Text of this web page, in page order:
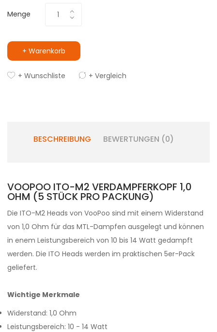
Menge
+ Warenkorb
+ Wunschliste + Vergleich
BESCHREIBUNG BEWERTUNGEN (0)
VOOPOO ITO-M2 VERDAMPFERKOPF 1,0
OHM (5 STÜCK PRO PACKUNG)
Die ITO-M2 Heads von VooPoo sind mit einem Widerstand
von 1,0 Ohm für das MTL-Dampfen ausgelegt und können
in enem Leistungsbereich von 10 bis 14 Watt gedampft
werden. Die ITO Heads werden im praktischen 5er-Pack
geliefert.
Wichtige Merkmale
Widerstand: 1,0 Ohm
Leistungsbereich: 10 - 14 Watt